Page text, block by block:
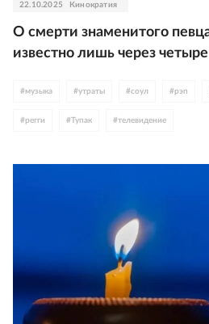
22.10.2025 Кинократия
О смерти знаменитого
известно лишь через
#музыка #утраты #соул #рэп
#регги #Тупак #телевидение